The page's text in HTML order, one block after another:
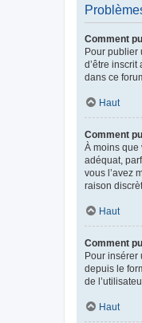
Comment
Pour publier
d’être
dans ce
Haut
Comment
À moins que
adéquat,
vous l’avez
raison
Haut
Comment
Pour insérer
depuis le
de
Haut